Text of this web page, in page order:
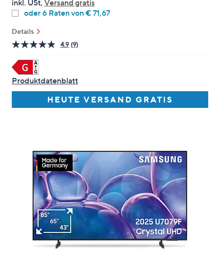
unten
oder
wischen
Sie
Touch-
Geräten
nach
anzuzeigen.
inkl. USt, Versand gratis
oder 6 Raten von € 71,67
Details
4.9 9
auf
derselben
Seite.
(9)
Produktdatenblatt
HEUTE VERSAND GRATIS